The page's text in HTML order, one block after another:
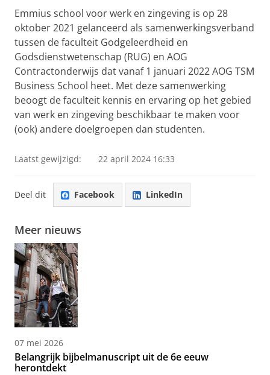
Emmius school voor werk en zingeving is op 28
oktober 2021 gelanceerd als samenwerkingsverband
tussen de faculteit Godgeleerdheid en
Godsdienstwetenschap (RUG) en AOG
Contractonderwijs dat vanaf 1 januari 2022 AOG TSM
Business School heet. Met deze samenwerking
beoogt de faculteit kennis en ervaring op het gebied
van werk en zingeving beschikbaar te maken voor
(ook) andere doelgroepen dan studenten.
Laatst gewijzigd: 22 april 2024 16:33
Deel dit Facebook LinkedIn
Meer nieuws
07 mei 2026
Belangrijk bijbelmanuscript uit de 6e eeuw
herontdekt